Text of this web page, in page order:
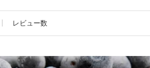
レビュー数